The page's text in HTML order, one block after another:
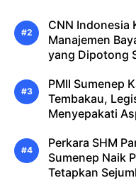
CNN Indonesia
Manajemen
yang Dipotong
PMII Sumenep
Tembakau,
Menyepakati
Perkara SHM
Sumenep Naik
Tetapkan